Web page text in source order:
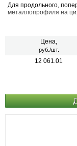
Для продольного,
металлопрофиля на
Цена,
руб./шт.
12 061.01